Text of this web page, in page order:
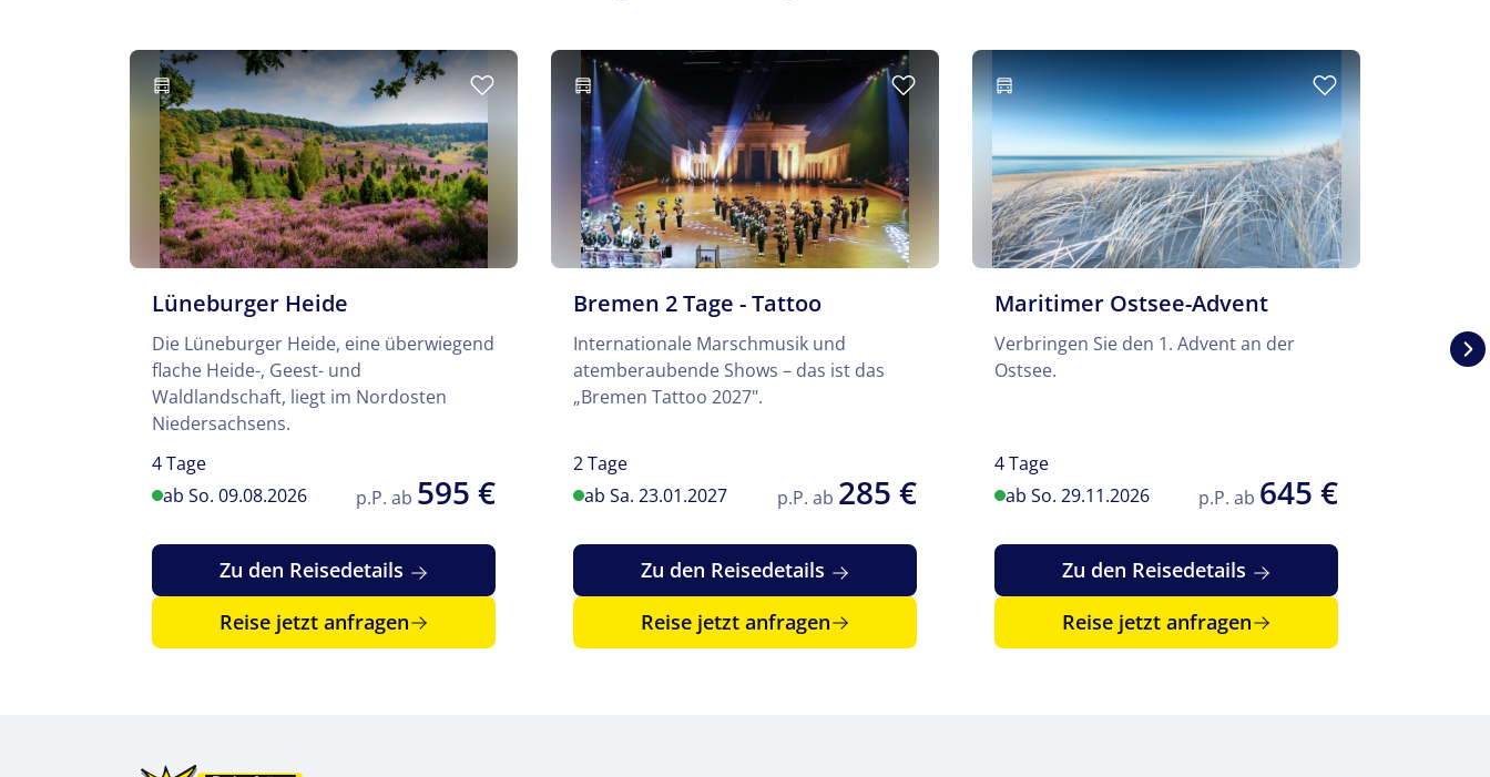
Lüneburger Heide
Die Lüneburger Heide, eine überwiegend
flache Heide-, Geest- und
Waldlandschaft, liegt im Nordosten
Niedersachsens.
4 Tage
ab So. 09.08.2026
p.P. ab 595 €
Zu den Reisedetails
Reise jetzt anfragen
Bremen 2 Tage - Tattoo
Internationale Marschmusik und
atemberaubende Shows – das ist das
„Bremen Tattoo 2027".
2 Tage
ab Sa. 23.01.2027
p.P. ab 285 €
Zu den Reisedetails
Reise jetzt anfragen
Maritimer Ostsee-Advent
Verbringen Sie den 1. Advent an der
Ostsee.
4 Tage
ab So. 29.11.2026
p.P. ab 645 €
Zu den Reisedetails
Reise jetzt anfragen
Die